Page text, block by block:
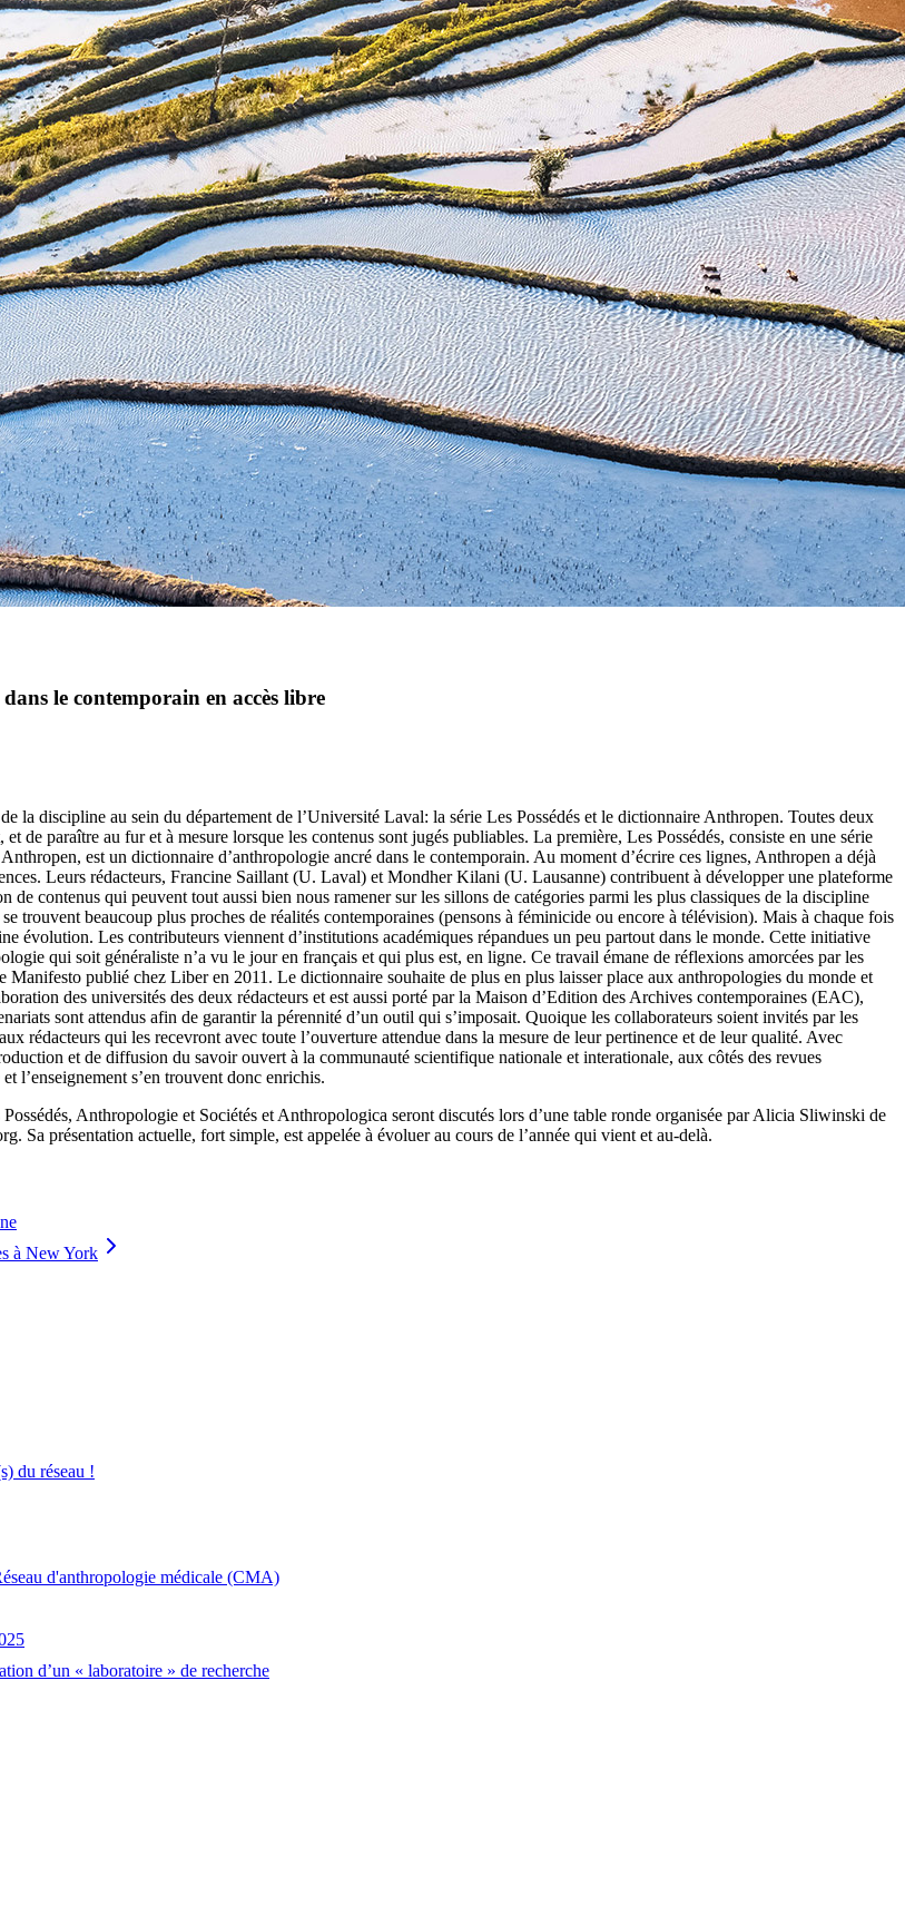
le contemporain en accès libre
la discipline au sein du département de l’Université Laval: la série Les Possédés et le dictionnaire Anthropen. Toutes deux
de paraître au fur et à mesure lorsque les contenus sont jugés publiables. La première, Les Possédés, consiste en une série
est un dictionnaire d’anthropologie ancré dans le contemporain. Au moment d’écrire ces lignes, Anthropen a déjà
Leurs rédacteurs, Francine Saillant (U. Laval) et Mondher Kilani (U. Lausanne) contribuent à développer une plateforme
contenus qui peuvent tout aussi bien nous ramener sur les sillons de catégories parmi les plus classiques de la discipline
trouvent beaucoup plus proches de réalités contemporaines (pensons à féminicide ou encore à télévision). Mais à chaque fois
évolution. Les contributeurs viennent d’institutions académiques répandues un peu partout dans le monde. Cette initiative
qui soit généraliste n’a vu le jour en français et qui plus est, en ligne. Ce travail émane de réflexions amorcées par les
Manifesto publié chez Liber en 2011. Le dictionnaire souhaite de plus en plus laisser place aux anthropologies du monde et
des universités des deux rédacteurs et est aussi porté par la Maison d’Edition des Archives contemporaines (EAC),
sont attendus afin de garantir la pérennité d’un outil qui s’imposait. Quoique les collaborateurs soient invités par les
rédacteurs qui les recevront avec toute l’ouverture attendue dans la mesure de leur pertinence et de leur qualité. Avec
et de diffusion du savoir ouvert à la communauté scientifique nationale et interationale, aux côtés des revues
l’enseignement s’en trouvent donc enrichis.
Anthropologie et Sociétés et Anthropologica seront discutés lors d’une table ronde organisée par Alicia Sliwinski de
présentation actuelle, fort simple, est appelée à évoluer au cours de l’année qui vient et au-delà.
à New York
du réseau !
d'anthropologie médicale (CMA)
d’un « laboratoire » de recherche